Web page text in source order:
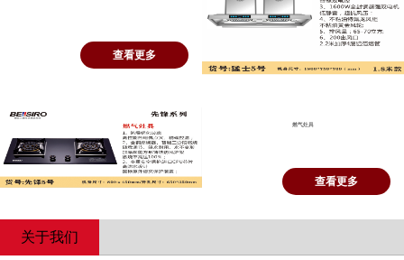
查看更多
燃气灶具
查看更多
关于我们